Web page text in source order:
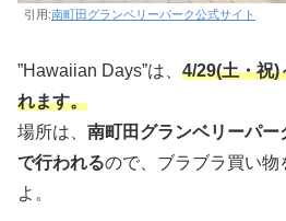
引用:南町田グランベリーパーク公式サイト
”Hawaiian Days”は、 4/29(土・祝)
れます。
場所は、 南町田グランベリーパ
で行われるので、ブラブラ買い物
よ。